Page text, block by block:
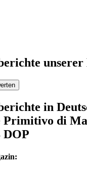
in
Primitivo di
DOP